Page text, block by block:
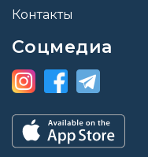
Контакты
Соцмедиа